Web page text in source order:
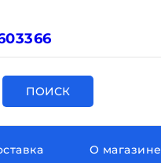
ПОИСК
О магазине